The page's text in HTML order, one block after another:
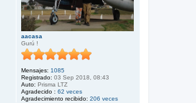
aacasa
Gurú !
Mensajes: 1085
Registrado: 03 Sep 2018, 08:43
Auto: Prisma LTZ
Agradecido : 62 veces
Agradecimiento recibido: 206 veces